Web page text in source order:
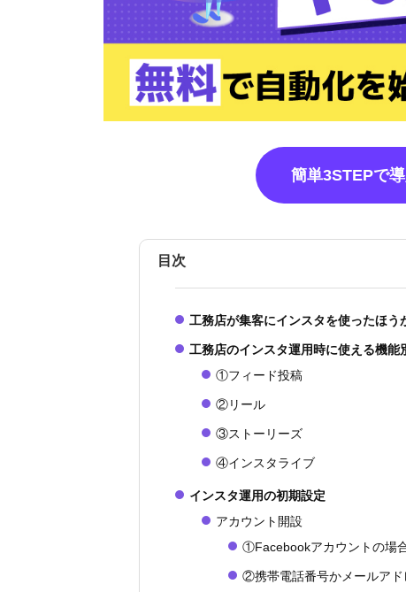
簡単3STEPで
目次
工務店が集客にインスタを使ったほう
工務店のインスタ運用時に使える機能
①フィード投稿
②リール
③ストーリーズ
④インスタライブ
インスタ運用の初期設定
アカウント開設
①Facebookアカウントの場
②携帯電話番号かメールアド